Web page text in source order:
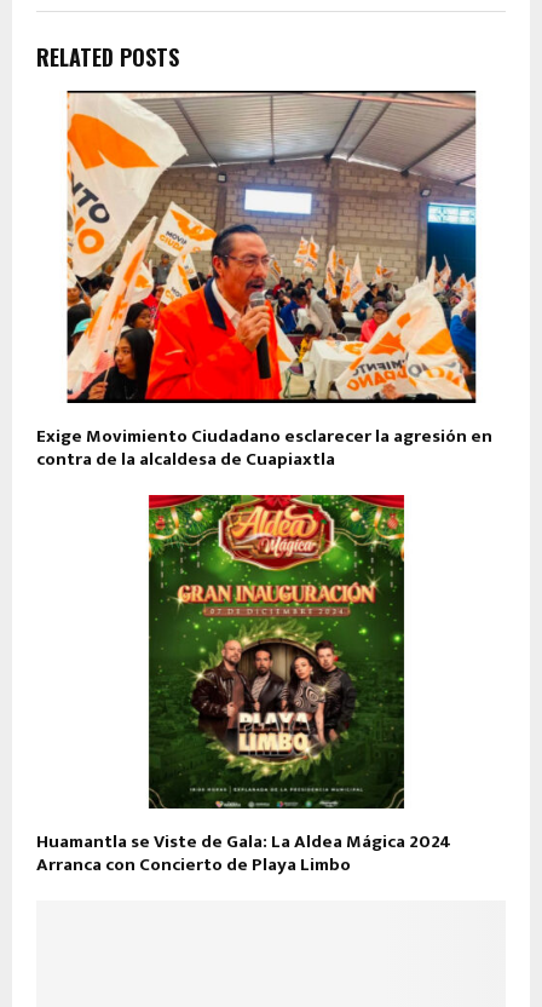
RELATED POSTS
Exige Movimiento Ciudadano esclarecer la agresión en
contra de la alcaldesa de Cuapiaxtla
Huamantla se Viste de Gala: La Aldea Mágica 2024
Arranca con Concierto de Playa Limbo